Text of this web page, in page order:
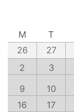
M
T
26
27
2
3
9 10
16
17